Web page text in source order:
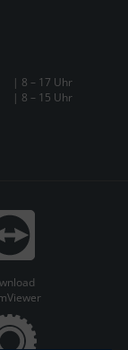
| 8 – 17 Uhr
| 8 – 15 Uhr